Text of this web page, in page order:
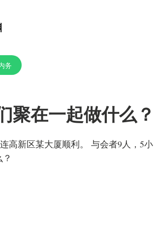
务
聚在一起做什么？
高新区某大厦顺利。 与会者9人，5小